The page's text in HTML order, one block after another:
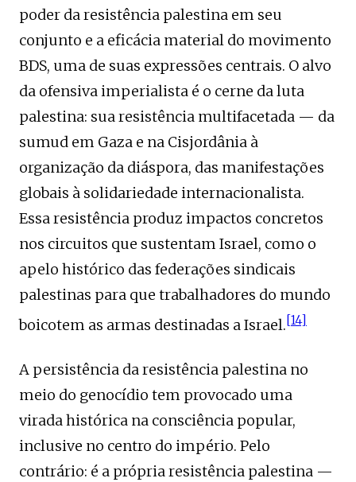
poder da resistência palestina em seu
conjunto e a eficácia material do movimento
BDS, uma de suas expressões centrais. O alvo
da ofensiva imperialista é o cerne da luta
palestina: sua resistência multifacetada — da
sumud em Gaza e na Cisjordânia à
organização da diáspora, das manifestações
globais à solidariedade internacionalista.
Essa resistência produz impactos concretos
nos circuitos que sustentam Israel, como o
apelo histórico das federações sindicais
palestinas para que trabalhadores do mundo
boicotem as armas destinadas a Israel.[14]
A persistência da resistência palestina no
meio do genocídio tem provocado uma
virada histórica na consciência popular,
inclusive no centro do império. Pelo
contrário: é a própria resistência palestina —